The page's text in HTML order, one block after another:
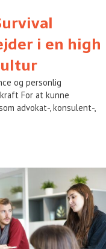
i en high
og personlig
For at kunne
advokat-, konsulent-,